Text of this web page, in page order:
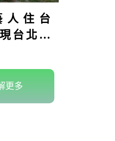
人住台
台北有
島上還
！到底
更多